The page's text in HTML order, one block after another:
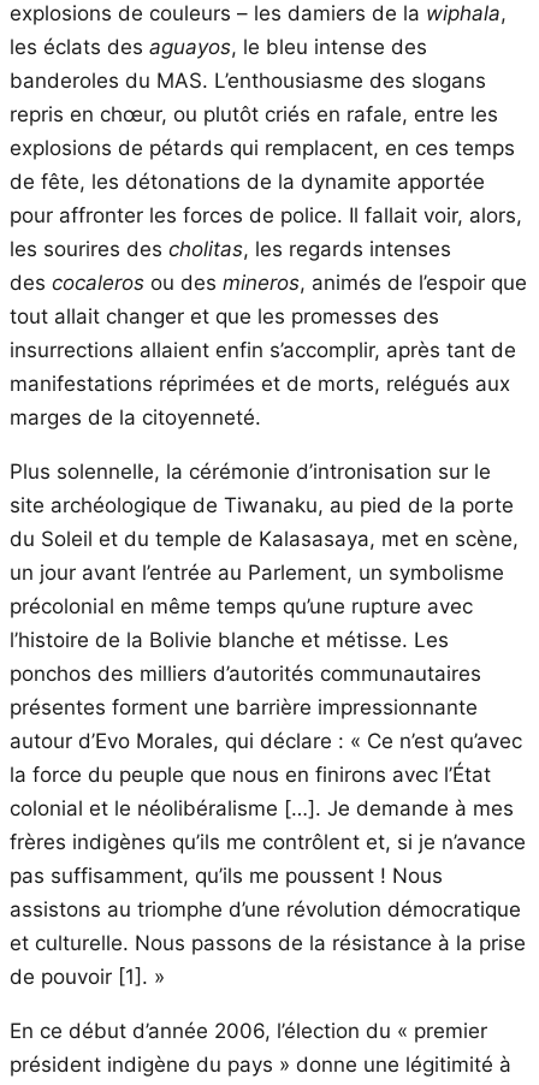
explosions de couleurs – les damiers de la wiphala,
les éclats des aguayos, le bleu intense des
banderoles du MAS. L’enthousiasme des slogans
repris en chœur, ou plutôt criés en rafale, entre les
explosions de pétards qui remplacent, en ces temps
de fête, les détonations de la dynamite apportée
pour affronter les forces de police. Il fallait voir, alors,
les sourires des cholitas, les regards intenses
des cocaleros ou des mineros, animés de l’espoir que
tout allait changer et que les promesses des
insurrections allaient enfin s’accomplir, après tant de
manifestations réprimées et de morts, relégués aux
marges de la citoyenneté.
Plus solennelle, la cérémonie d’intronisation sur le
site archéologique de Tiwanaku, au pied de la porte
du Soleil et du temple de Kalasasaya, met en scène,
un jour avant l’entrée au Parlement, un symbolisme
précolonial en même temps qu’une rupture avec
l’histoire de la Bolivie blanche et métisse. Les
ponchos des milliers d’autorités communautaires
présentes forment une barrière impressionnante
autour d’Evo Morales, qui déclare : « Ce n’est qu’avec
la force du peuple que nous en finirons avec l’État
colonial et le néolibéralisme […]. Je demande à mes
frères indigènes qu’ils me contrôlent et, si je n’avance
pas suffisamment, qu’ils me poussent ! Nous
assistons au triomphe d’une révolution démocratique
et culturelle. Nous passons de la résistance à la prise
de pouvoir [1] . »
En ce début d’année 2006, l’élection du « premier
président indigène du pays » donne une légitimité à